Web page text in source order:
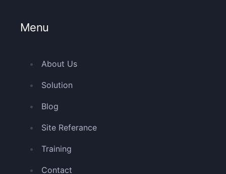
Menu
About Us
Solution
Blog
Site Referance
Training
Contact